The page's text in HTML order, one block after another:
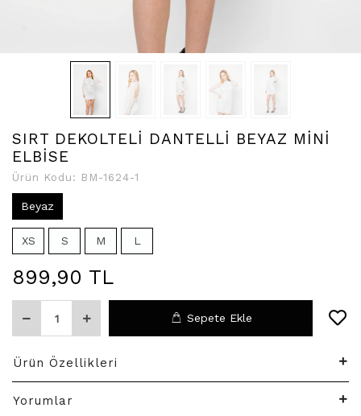
SIRT DEKOLTELİ DANTELLİ BEYAZ MİNİ
ELBİSE
Ürün Kodu: BM-1624-1
Beyaz
XS S M L
899,90 TL
Sepete Ekle
Ürün Özellikleri
Yorumlar